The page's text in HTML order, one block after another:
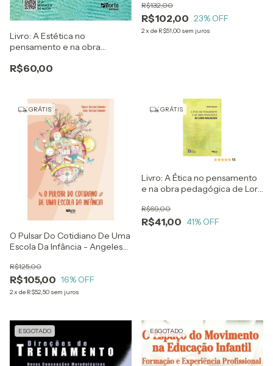
Livro: A Estética no
pensamento e na obra
Malaguzzi
R$60,00
Tomporowski, Bryan Mccullick
E Caterina Pesce
R$102,00
R$132,00
23% OFF
2x de R$51,00 sem juros
GRÁTIS
O Pulsar Do Cotidiano De Uma
Escola Da Infância - Angeles
Abelleira Bardanca
R$105,00
R$125,00
16% OFF
2x de R$52,50 sem juros
GRÁTIS
Livro: A Ética no pensamento
e na obra pedagógica de Loris
R$41,00
R$69,00
41% OFF
ESGOTADO ESGOTADO